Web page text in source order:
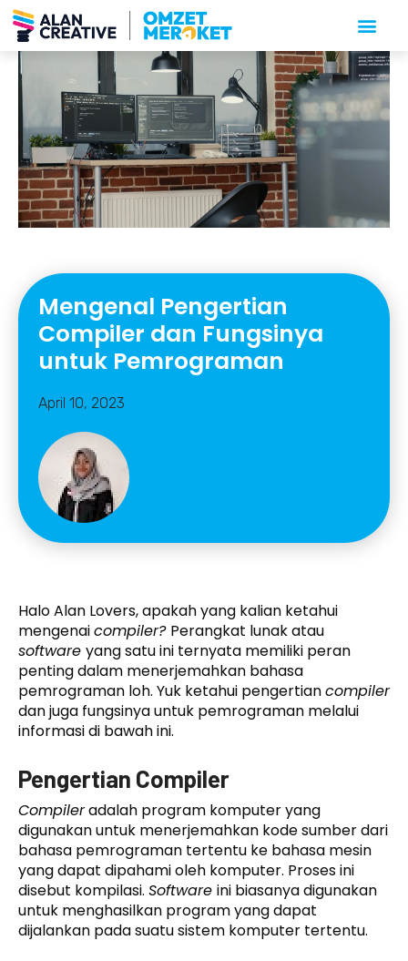
Mengenal Pengertian
Compiler dan Fungsinya
untuk Pemrograman
April 10, 2023
Halo Alan Lovers, apakah yang kalian ketahui
mengenaicompiler? Perangkat lunak atau
software yang satu ini ternyata memiliki peran
penting dalam menerjemahkan bahasa
pemrograman loh. Yuk ketahui pengertiancompiler
dan juga fungsinya untuk pemrograman melalui
informasi di bawah ini.
Pengertian Compiler
Compileradalah program komputer yang
digunakan untuk menerjemahkan kode sumber dari
bahasa pemrograman tertentu ke bahasa mesin
yang dapat dipahami oleh komputer. Proses ini
disebut kompilasi. Software ini biasanya digunakan
untuk menghasilkan program yang dapat
dijalankan pada suatu sistem komputer tertentu.